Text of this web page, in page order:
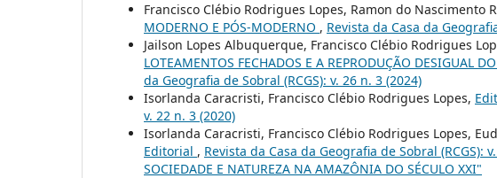
Francisco Clébio Rodrigues Lopes, Ramon do Nascimento
MODERNO E PÓS-MODERNO , Revista da Casa da
Jailson Lopes Albuquerque, Francisco Clébio Rodrigues
LOTEAMENTOS FECHADOS E A REPRODUÇÃO DESIGUAL
da Geografia de Sobral (RCGS): v. 26 n. 3 (2024)
Isorlanda Caracristi, Francisco Clébio Rodrigues Lopes,
v. 22 n. 3 (2020)
Isorlanda Caracristi, Francisco Clébio Rodrigues Lopes,
Editorial , Revista da Casa da Geografia de Sobral (RCGS):
SOCIEDADE E NATUREZA NA AMAZÔNIA DO SÉCULO XXI"